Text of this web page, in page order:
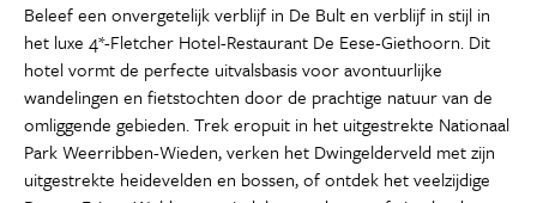
Beleef een onvergetelijk verblijf in De Bult en verblijf in stijl in
het luxe 4*-Fletcher Hotel-Restaurant De Eese-Giethoorn. Dit
hotel vormt de perfecte uitvalsbasis voor avontuurlijke
wandelingen en fietstochten door de prachtige natuur van de
omliggende gebieden. Trek eropuit in het uitgestrekte Nationaal
Park Weerribben-Wieden, verken het Dwingelderveld met zijn
uitgestrekte heidevelden en bossen, of ontdek het veelzijdige